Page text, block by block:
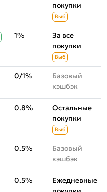
покупки
Выб
1%
За все
покупки
Выб
0/1%
Базовый
кэшбэк
0.8%
Остальные
покупки
Выб
0.5%
Базовый
кэшбэк
0.5%
Ежедневные